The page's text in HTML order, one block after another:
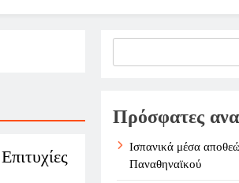
η αιτία θανάτου του Μπράντον Κλαρκ
Μοχάμεντ Σαλάχ με διετές συμβόλαιο
Πρόσφατες
Ισπανικά μέσα
Παναθηναϊκού